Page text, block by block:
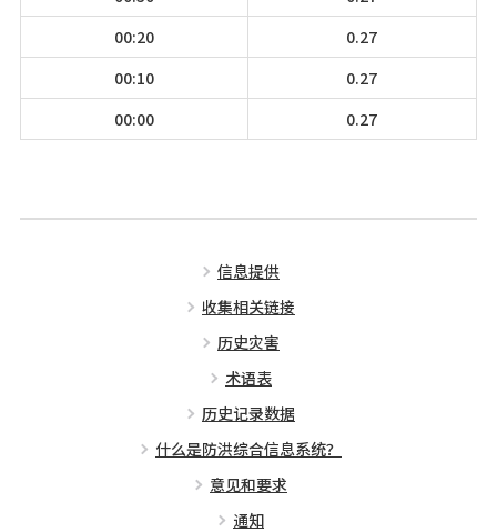
00:20
0.27
00:10
0.27
00:00
0.27
信息提供
收集相关链接
历史灾害
术语表
历史记录数据
什么是防洪综合信息系统？
意见和要求
通知